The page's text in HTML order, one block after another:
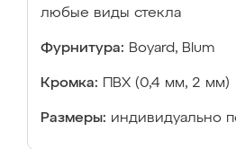
любые виды стекла
Фурнитура: Boyard, Blum
Кромка: ПВХ (0,4 мм, 2 мм)
Размеры: индивидуально